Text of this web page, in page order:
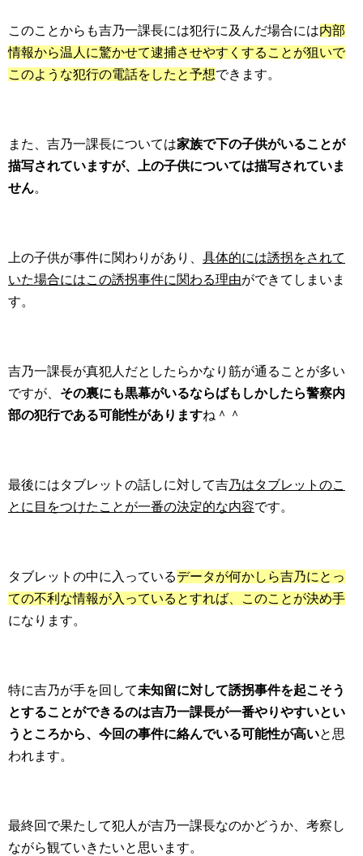
このことからも吉乃一課長には犯行に及んだ場合には内部
情報から温人に驚かせて逮捕させやすくすることが狙いで
このような犯行の電話をしたと予想できます。
また、吉乃一課長については家族で下の子供がいることが
描写されていますが、上の子供については描写されていま
せん。
上の子供が事件に関わりがあり、 具体的には誘拐をされて
いた場合にはこの誘拐事件に関わる理由ができてしまいま
す。
吉乃一課長が真犯人だとしたらかなり筋が通ることが多い
ですが、 その裏にも黒幕がいるならばもしかしたら警察内
部の犯行である可能性がありますね＾＾
最後にはタブレットの話しに対して吉乃はタブレットのこ
とに目をつけたことが一番の決定的な内容です。
タブレットの中に入っているデータが何かしら吉乃にとっ
ての不利な情報が入っているとすれば、このことが決め手
になります。
特に吉乃が手を回して未知留に対して誘拐事件を起こそう
とすることができるのは吉乃一課長が一番やりやすいとい
うところから、今回の事件に絡んでいる可能性が高いと思
われます。
最終回で果たして犯人が吉乃一課長なのかどうか、考察し
ながら観ていきたいと思います。